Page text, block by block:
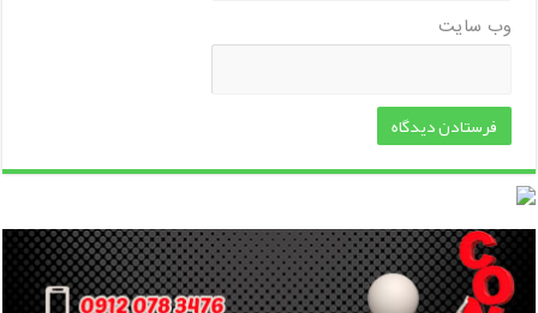
وب‌ سایت